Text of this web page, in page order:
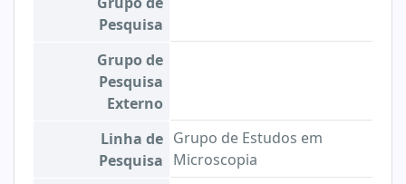
Pesquisa
Grupo de
Pesquisa
Externo
Linha de
Pesquisa
Grupo de Estudos em
Microscopia